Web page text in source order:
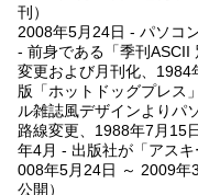
刊）
2008年5月24日 - パソコ
- 前身である「季刊ASCII
変更および月刊化、1984
版「ホットドッグプレス
ル雑誌風デザインよりパ
路線変更、1988年7月15
年4月 - 出版社が「アス
008年5月24日 ～ 2009年
公開）